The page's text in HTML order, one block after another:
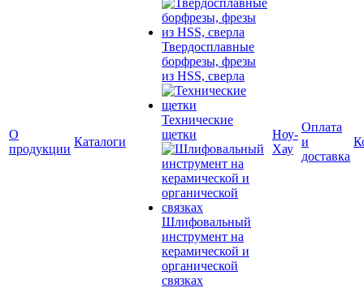
О
продукции
Каталоги
Твердосплавные
борфрезы, фрезы
из HSS, сверла
Технические
щетки
Шлифовальный
инструмент на
керамической и
органической
связках
Ноу-
Хау
Оплата
и
доставка